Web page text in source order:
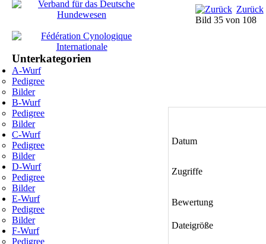
Unterkategorien
A-Wurf
Pedigree
Bilder
B-Wurf
Pedigree
Bilder
C-Wurf
Pedigree
Bilder
D-Wurf
Pedigree
Bilder
E-Wurf
Pedigree
Bilder
F-Wurf
Pedigree
Zurück
Bild 35 von 108
Datum
Zugriffe
Bewertung
Dateigröße